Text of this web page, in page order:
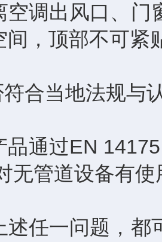
出风口、门窗
间，顶部不可紧
当地法规与
过EN 14175
无管道设备有
一问题，都可